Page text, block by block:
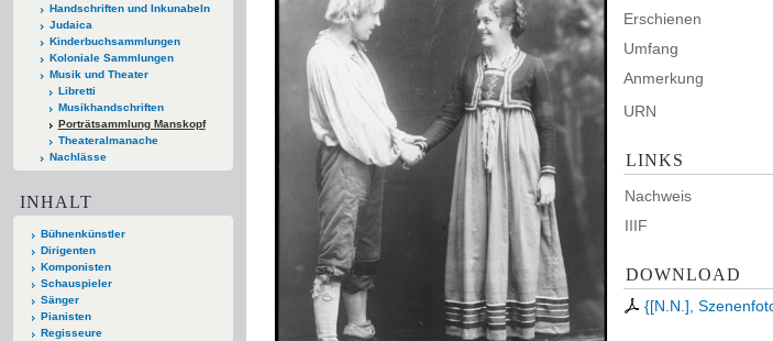
Handschriften und Inkunabeln
Judaica
Kinderbuchsammlungen
Koloniale Sammlungen
Musik und Theater
Libretti
Musikhandschriften
Porträtsammlung Manskopf
Theateralmanache
Nachlässe
INHALT
Bühnenkünstler
Dirigenten
Komponisten
Schauspieler
Sänger
Pianisten
Regisseure
Erschienen
Umfang
Anmerkung
URN
LINKS
Nachweis
IIIF
DOWNLOAD
{[N.N.],